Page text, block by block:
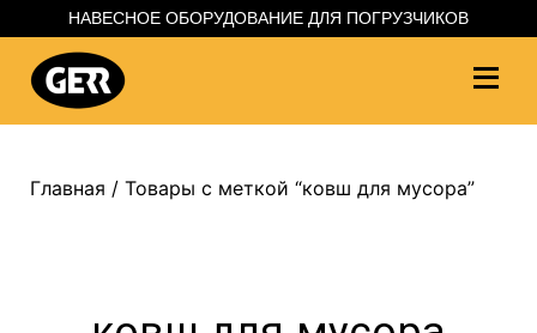
НАВЕСНОЕ ОБОРУДОВАНИЕ ДЛЯ ПОГРУЗЧИКОВ
Главная / Товары с меткой “ковш для мусора”